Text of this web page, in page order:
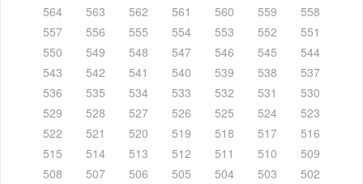
564
563 562 561 560 559
558
557
556 555 554 553 552
551
550
549 548 547 546 545
544
543
542 541 540 539 538
537
536
535 534 533 532 531
530
529
528 527 526 525 524
523
522
521 520 519 518 517
516
515
514 513 512 511 510
509
508
507 506 505 504 503
502